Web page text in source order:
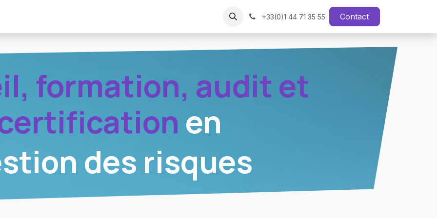
+33(0)1 44 71 35 55 Contact
formation, audit et
en
des risques